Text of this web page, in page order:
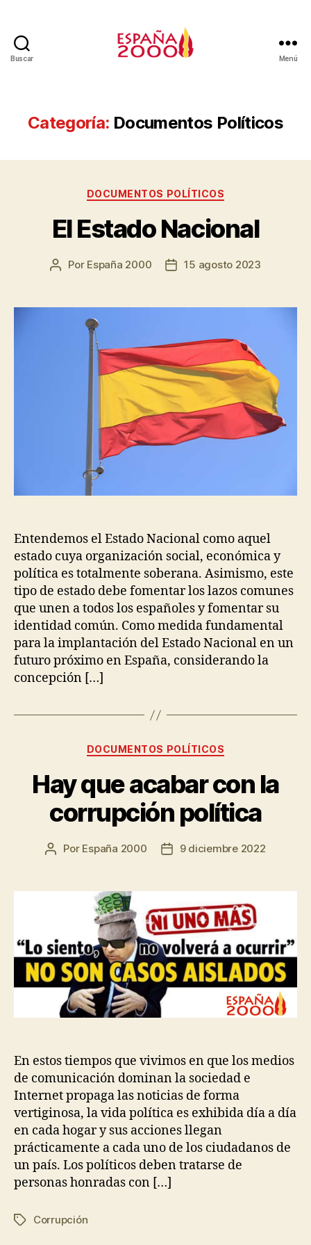
Buscar Menú
Categoría: Documentos Políticos
DOCUMENTOS POLÍTICOS
El Estado Nacional
Por España 2000 15 agosto 2023
Entendemos el Estado Nacional como aquel
estado cuya organización social, económica y
política es totalmente soberana. Asimismo, este
tipo de estado debe fomentar los lazos comunes
que unen a todos los españoles y fomentar su
identidad común. Como medida fundamental
para la implantación del Estado Nacional en un
futuro próximo en España, considerando la
concepción […]
DOCUMENTOS POLÍTICOS
Hay que acabar con la
corrupción política
Por España 2000 9 diciembre 2022
En estos tiempos que vivimos en que los medios
de comunicación dominan la sociedad e
Internet propaga las noticias de forma
vertiginosa, la vida política es exhibida día a día
en cada hogar y sus acciones llegan
prácticamente a cada uno de los ciudadanos de
un país. Los políticos deben tratarse de
personas honradas con […]
Corrupción